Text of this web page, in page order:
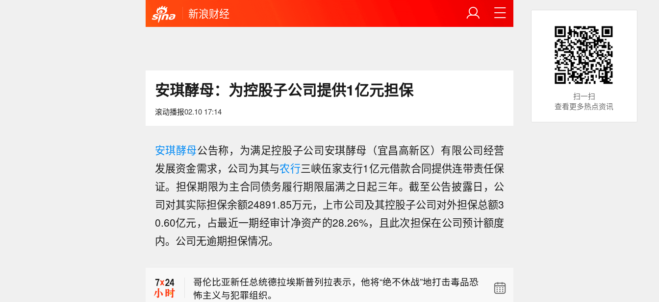
新浪财经
安琪酵母：为控股子公司提供1亿元担保
滚动播报02.10 17:14
安琪酵母公告称，为满足控股子公司安琪酵母（宜昌高新区）有限公司经营
发展资金需求，公司为其与农行三峡伍家支行1亿元借款合同提供连带责任保
证。担保期限为主合同债务履行期限届满之日起三年。截至公告披露日，公
司对其实际担保余额24891.85万元，上市公司及其控股子公司对外担保总额3
0.60亿元，占最近一期经审计净资产的28.26%，且此次担保在公司预计额度
内。公司无逾期担保情况。
哥伦比亚新任总统德拉埃斯普列拉表示，他将“绝不休战”地打击毒品恐
怖主义与犯罪组织。
扫一扫
查看更多热点资讯